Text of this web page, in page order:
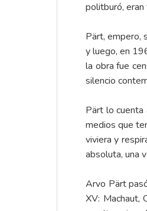
politburó,
Pärt, empero,
y luego, en
la obra fue
silencio
Pärt lo cuenta
medios que
viviera y
absoluta, una
Arvo Pärt
XV: Machaut,